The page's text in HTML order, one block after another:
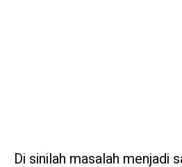
Di sinilah masalah menjadi